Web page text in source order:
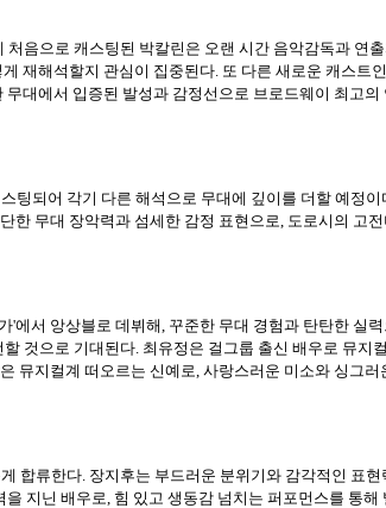
음으로 캐스팅된 박칼린은 오랜 시간 음악감독과 연
재해석할지 관심이 집중된다. 또 다른 새로운 캐스
대에서 입증된 발성과 감정선으로 브로드웨이 최고
되어 각기 다른 해석으로 무대에 깊이를 더할 예정
무대 장악력과 섬세한 감정 표현으로, 도로시의 고
서 앙상블로 데뷔해, 꾸준한 무대 경험과 탄탄한 실
것으로 기대된다. 최유정은 걸그룹 출신 배우로 뮤
지컬계 떠오르는 신예로, 사랑스러운 미소와 싱그
합류한다. 장지후는 부드러운 분위기와 감각적인 표
지닌 배우로, 힘 있고 생동감 넘치는 퍼포먼스를 통